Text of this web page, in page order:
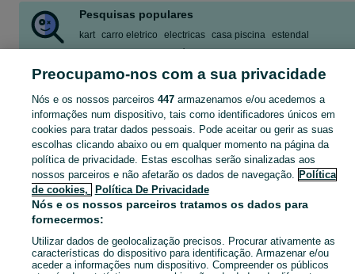
Pesquisas populares
kart carro eletrico electricas casa piscina estendal
Mostrar Mais
Descubra os anúncios classificados gratuitos em Mira no OLX Portugal. Desde empregos a serviços e produtos, encontre tudo o que precisa localmente. Mostrar
Mapa do site
Mapa das freguesias
Mapa de mini-sites
Pesquisas populares
Preocupamo-nos com a sua privacidade
Nós e os nossos parceiros 447armazenamos e/ou acedemos a
informações num dispositivo, tais como identificadores únicos em
cookies para tratar dados pessoais. Pode aceitar ou gerir as suas
escolhas clicando abaixo ou em qualquer momento na página da
política de privacidade. Estas escolhas serão sinalizadas aos
nossos parceiros e não afetarão os dados de navegação. Política
de cookies,
Política De Privacidade
Nós e os nossos parceiros tratamos os dados para
fornecermos:
Utilizar dados de geolocalização precisos. Procurar ativamente as
características do dispositivo para identificação. Armazenar e/ou
aceder a informações num dispositivo. Compreender os públicos